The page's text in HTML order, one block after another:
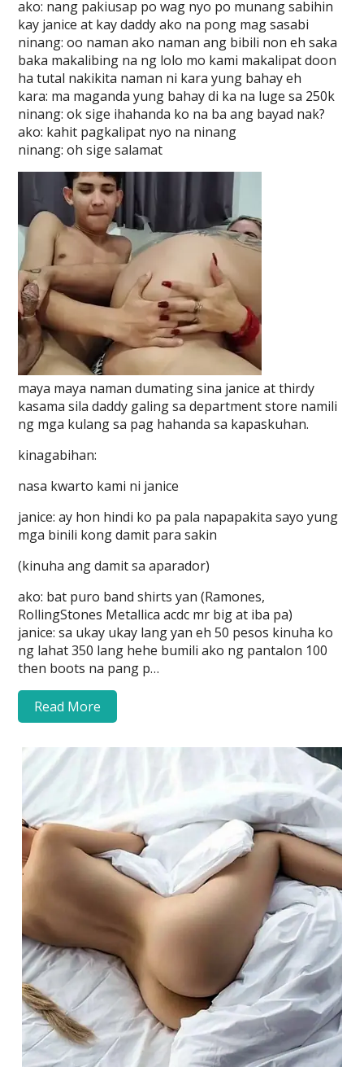
ako: nang pakiusap po wag nyo po munang sabihin
kay janice at kay daddy ako na pong mag sasabi
ninang: oo naman ako naman ang bibili non eh saka
baka makalibing na ng lolo mo kami makalipat doon
ha tutal nakikita naman ni kara yung bahay eh
kara: ma maganda yung bahay di ka na luge sa 250k
ninang: ok sige ihahanda ko na ba ang bayad nak?
ako: kahit pagkalipat nyo na ninang
ninang: oh sige salamat
maya maya naman dumating sina janice at thirdy
kasama sila daddy galing sa department store namili
ng mga kulang sa pag hahanda sa kapaskuhan.
kinagabihan:
nasa kwarto kami ni janice
janice: ay hon hindi ko pa pala napapakita sayo yung
mga binili kong damit para sakin
(kinuha ang damit sa aparador)
ako: bat puro band shirts yan (Ramones,
RollingStones Metallica acdc mr big at iba pa)
janice: sa ukay ukay lang yan eh 50 pesos kinuha ko
ng lahat 350 lang hehe bumili ako ng pantalon 100
then boots na pang p…
Read More